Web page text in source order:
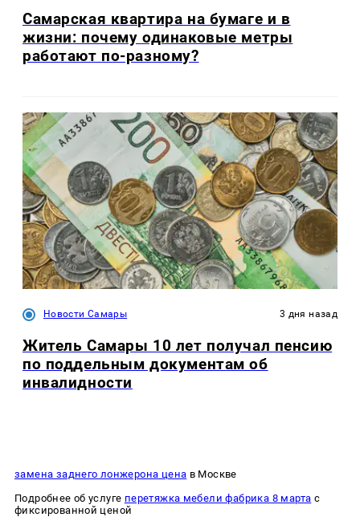
Самарская квартира на бумаге и в
жизни: почему одинаковые метры
работают по-разному?
Новости Самары 3 дня назад
Житель Самары 10 лет получал пенсию
по поддельным документам об
инвалидности
замена заднего лонжерона цена в Москве
Подробнее об услуге перетяжка мебели фабрика 8 марта с
фиксированной ценой